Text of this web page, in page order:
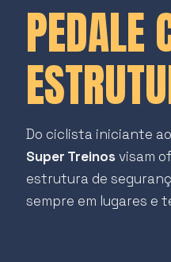
PEDALE
Do ciclista iniciante
Super Treinos visam
estrutura de
sempre em lugares e